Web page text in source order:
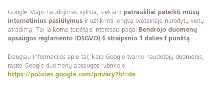
Google Maps naudojimas vyksta, siekiant patraukliai pateikti mūsų
internetinius pasiūlymus ir užtikrinti lengvą svetainėje nurodytų vietų
atradimą. Tai laikoma teisėtais interesais pagal
Bendrojo duomenų
apsaugos reglamento ( DSGVO) 6 straipsnio 1 dalies f punktą
Daugiau informacijos apie tai, kaip Google tvarko naudotojų duomenis,
rasite Google duomenų apsaugos rubrikoje:
https://policies.google.com/privacy?hl=de.